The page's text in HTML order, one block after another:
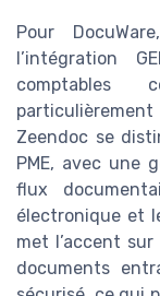
Pour
l’intégration
comptables
Zeendoc se
PME, avec une
flux
électronique et
met l’accent
documents